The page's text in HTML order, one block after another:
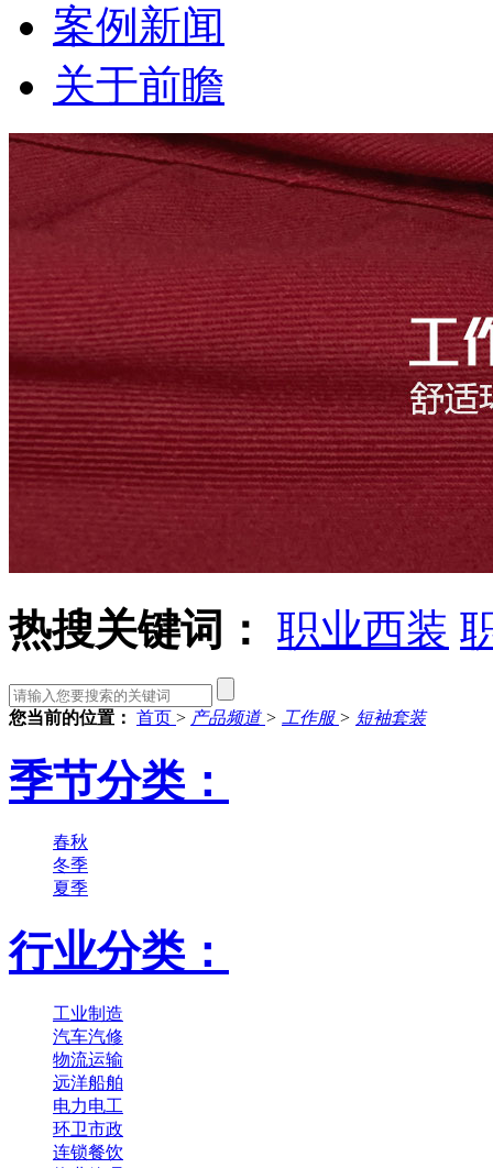
案例新闻
关于前瞻
热搜关键词： 职业西装
您当前的位置： 首页 > 产品频道 > 工作服 > 短袖套装
季节分类：
春秋
冬季
夏季
行业分类：
工业制造
汽车汽修
物流运输
远洋船舶
电力电工
环卫市政
连锁餐饮